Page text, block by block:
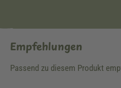
Empfehlungen
Passend zu diesem Produkt